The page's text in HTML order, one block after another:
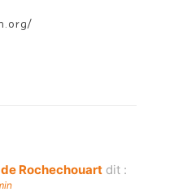
Rochechouart dit :